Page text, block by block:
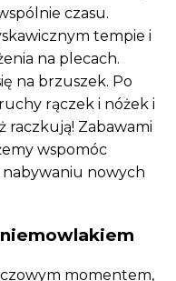
czasu.
tempie i
na plecach.
na brzuszek. Po
rączek i nóżek i
raczkują! Zabawami
wspomóc
nowych
momentem,